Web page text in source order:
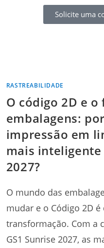
Solicite uma
RASTREABILIDADE
O código 2D e
embalagens:
impressão em
mais inteligente
2027?
O mundo das
mudar e o Código 2D
transformação. Com a
GS1 Sunrise 2027, as